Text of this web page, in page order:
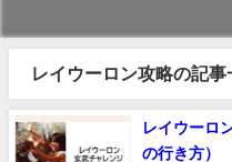
レイウーロン攻略の記事
レイウーロ
の行き方）